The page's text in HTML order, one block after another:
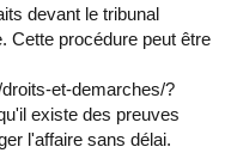
devant le tribunal
Cette procédure peut être
et-demarches/?
existe des preuves
l'affaire sans délai.